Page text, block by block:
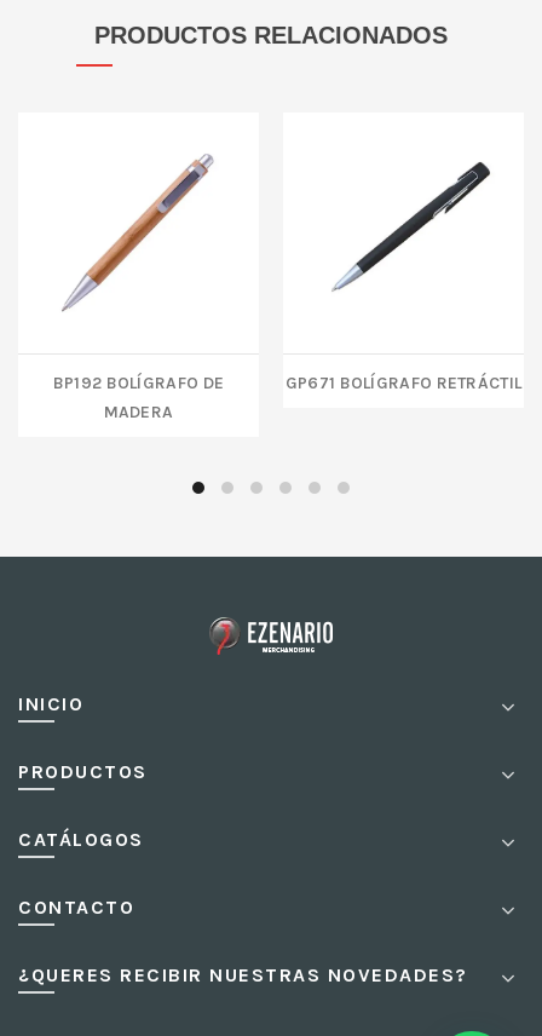
PRODUCTOS RELACIONADOS
BP192 BOLÍGRAFO DE
MADERA
GP671 BOLÍGRAFO RETRÁCTIL
INICIO
PRODUCTOS
CATÁLOGOS
CONTACTO
¿QUERES RECIBIR NUESTRAS NOVEDADES?